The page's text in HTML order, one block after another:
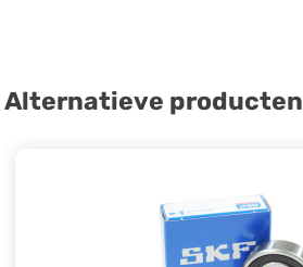
Alternatieve producten